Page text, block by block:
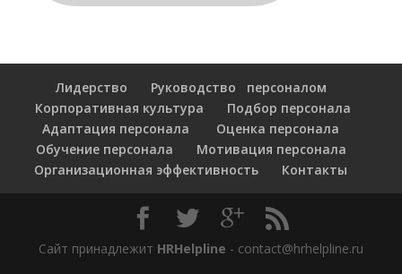
Лидерство
Руководство персоналом
Корпоративная культура
Подбор персонала
Адаптация персонала
Оценка персонала
Обучение персонала
Мотивация персонала
Организационная эффективность
Контакты
Сайт принадлежит HRHelpline - contact@hrhelpline.ru